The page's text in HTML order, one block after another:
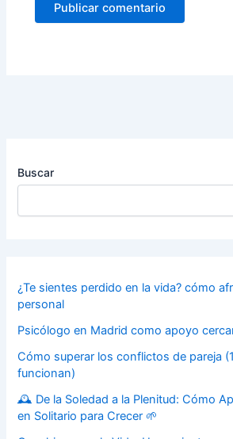
Buscar
¿Te sientes perdido en la vida? cómo
personal
Psicólogo en Madrid como apoyo
Cómo superar los conflictos de pareja
funcionan)
🕰️ De la Soledad a la Plenitud: Cómo
en Solitario para Crecer 🌱